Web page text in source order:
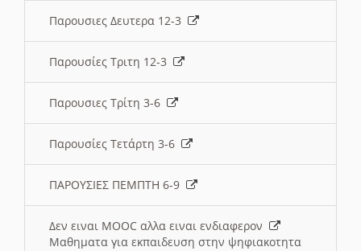
Παρουσιες Δευτερα 12-3
Παρουσίες Τριτη 12-3
Παρουσιες Τρίτη 3-6
Παρουσίες Τετάρτη 3-6
ΠΑΡΟΥΣΙΕΣ ΠΕΜΠΤΗ 6-9
Δεν ειναι MOOC αλλα ειναι ενδιαφερον
Μαθηματα για εκπαιδευση στην ψηφιακοτητα